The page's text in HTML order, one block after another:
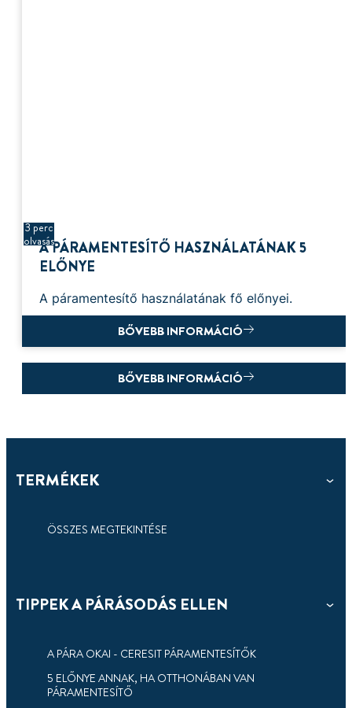
3 perc
olvasásA PÁRAMENTESÍTŐ HASZNÁLATÁNAK 5
ELŐNYE
A páramentesítő használatának fő előnyei.
BŐVEBB INFORMÁCIÓ
3 perc
PENÉSZTŐL 4 LÉPÉSBEN
A magas páratartalomból adódó problémák
megszűntetésének főbb lépései.
BŐVEBB INFORMÁCIÓ
TERMÉKEK
ÖSSZES MEGTEKINTÉSE
TIPPEK A PÁRÁSODÁS ELLEN
A PÁRA OKAI - CERESIT PÁRAMENTESÍTŐK
5 ELŐNYE ANNAK, HA OTTHONÁBAN VAN
PÁRAMENTESÍTŐ